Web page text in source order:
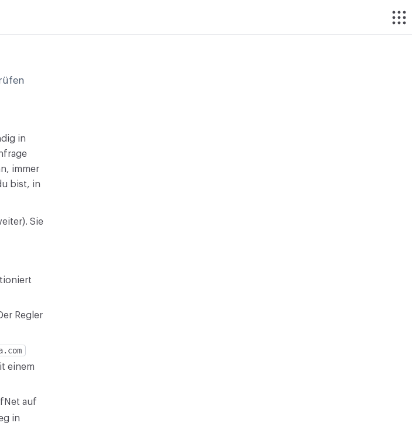
in
immer
bist, in
Sie
Regler
einem
auf
in